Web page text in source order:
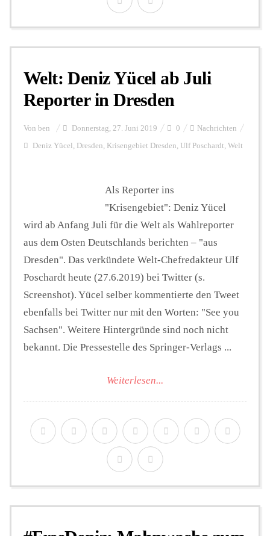
Welt: Deniz Yücel ab Juli
Reporter in Dresden
Von ben Donnerstag, 27. Juni 2019 0 Nachrichten
Deniz Yücel , Dresden, Krisengebiet Dresden, Ulf Poschardt, Welt
Als Reporter ins
"Krisengebiet": Deniz Yücel
wird ab Anfang Juli für die Welt als Wahlreporter
aus dem Osten Deutschlands berichten – "aus
Dresden". Das verkündete Welt-Chefredakteur Ulf
Poschardt heute (27.6.2019) bei Twitter (s.
Screenshot). Yücel selber kommentierte den Tweet
ebenfalls bei Twitter nur mit den Worten: "See you
Sachsen". Weitere Hintergründe sind noch nicht
bekannt. Die Pressestelle des Springer-Verlags ...
Weiterlesen...